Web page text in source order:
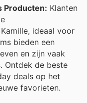
Producten: Klanten
ideaal voor
bieden een
en zijn vaak
Ontdek de beste
deals op het
favorieten.